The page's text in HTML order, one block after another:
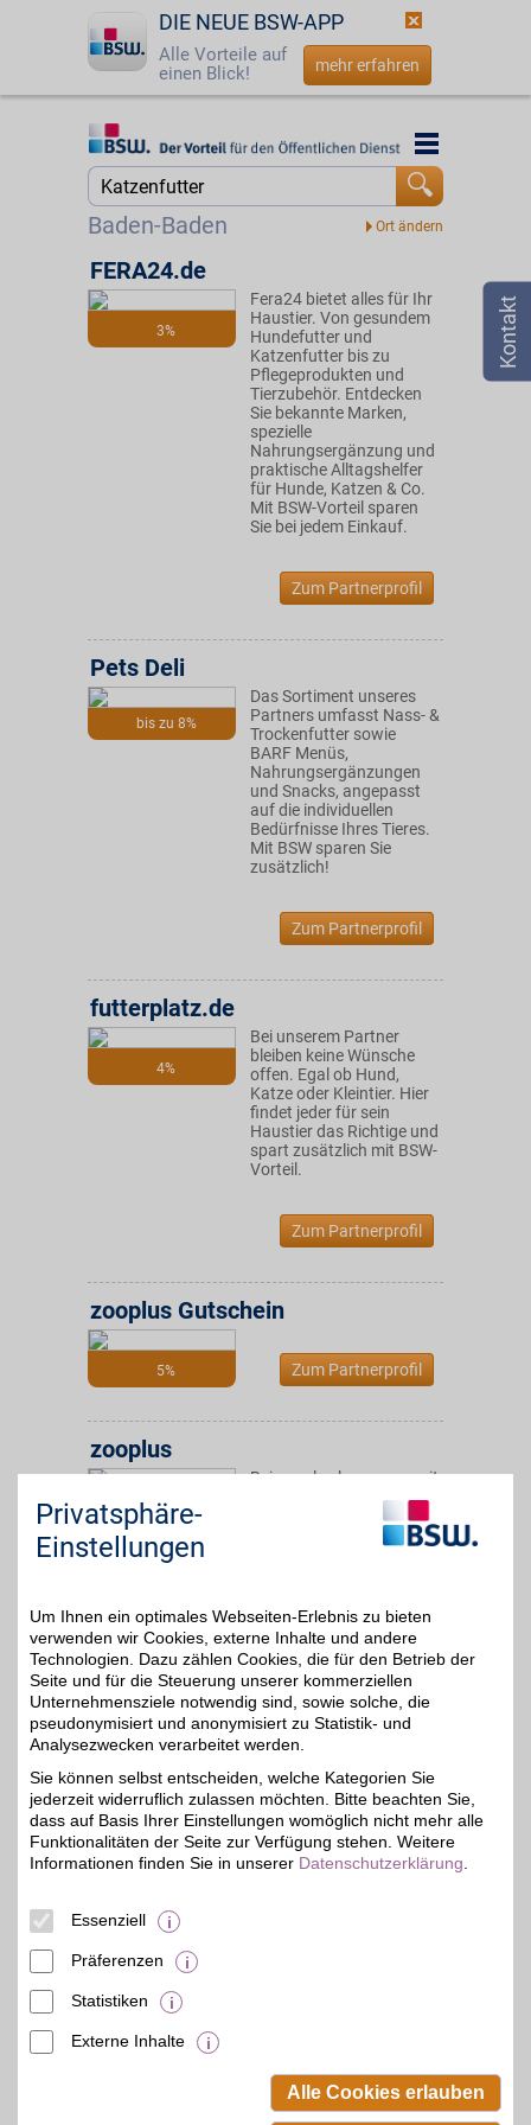
DIE NEUE BSW-APP
Alle Vorteile auf
einen Blick!
mehr erfahren
Startseite
☎ 0800 - 279 25 82
Baden-Baden
Startseite
3%
FERA24.de
Fera24 bietet alles für Ihr
Haustier. Von gesundem
Hundefutter und
Katzenfutter bis zu
Pflegeprodukten und
Tierzubehör. Entdecken
Sie bekannte Marken,
spezielle
Nahrungsergänzung und
praktische Alltagshelfer
für Hunde, Katzen & Co.
Mit BSW-Vorteil sparen
Sie bei jedem Einkauf.
Zum Partnerprofil
bis zu 8%
Pets Deli
Das Sortiment unseres
Partners umfasst Nass- &
Trockenfutter sowie
BARF Menüs,
Nahrungsergänzungen
und Snacks, angepasst
auf die individuellen
Bedürfnisse Ihres Tieres.
Mit BSW sparen Sie
zusätzlich!
Zum Partnerprofil
4%
futterplatz.de
Bei unserem Partner
bleiben keine Wünsche
offen. Egal ob Hund,
Katze oder Kleintier. Hier
findet jeder für sein
Haustier das Richtige und
spart zusätzlich mit BSW-
Vorteil.
Zum Partnerprofil
5%
zooplus Gutschein
Zum Partnerprofil
bis zu 2%
zooplus
Bei zooplus kann man mit
BSW-Vorteil bei über
8.000 Markenprodukte
an Futter und Zubehör für
Beratungen rund ums
Tier mit wertvollen Tipps.
Zum Partnerprofil
2%
ROSSMANN
Beim bekannten Drogerie-
Markt eine Vielzahl an
Produkten des täglichen
Bedarfs mit zahlreichen
Eigenmarken und einem
Beamten-Selbsthilfewerk GmbH.
Privatsphäre-
Einstellungen
Um Ihnen ein optimales Webseiten-Erlebnis zu bieten
verwenden wir Cookies, externe Inhalte und andere
Technologien. Dazu zählen Cookies, die für den Betrieb der
Seite und für die Steuerung unserer kommerziellen
Unternehmensziele notwendig sind, sowie solche, die
pseudonymisiert und anonymisiert zu Statistik- und
Analysezwecken verarbeitet werden.
Sie können selbst entscheiden, welche Kategorien Sie
jederzeit widerruflich zulassen möchten. Bitte beachten Sie,
dass auf Basis Ihrer Einstellungen womöglich nicht mehr alle
Funktionalitäten der Seite zur Verfügung stehen. Weitere
Informationen finden Sie in unserer Datenschutzerklärung
Essenziell
Präferenzen
Statistiken
Externe Inhalte
Alle Cookies erlauben